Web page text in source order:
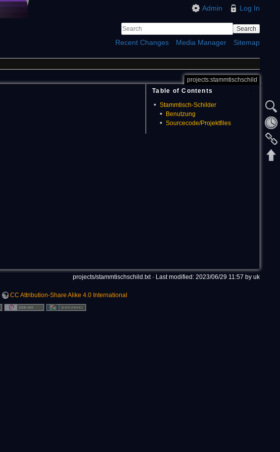
Admin Log In
Search
Recent Changes Media Manager Sitemap
projects:stammtischschild
Table of Contents
Stammtisch-Schilder
Benutzung
Sourcecode/Projektfiles
projects/stammtischschild.txt· Last modified: 2023/06/29 11:57 by uk
CC Attribution-Share Alike 4.0 International